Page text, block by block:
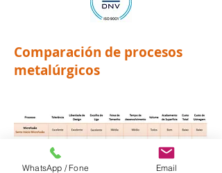
Comparación de procesos
metalúrgicos
WhatsApp / Fone Email